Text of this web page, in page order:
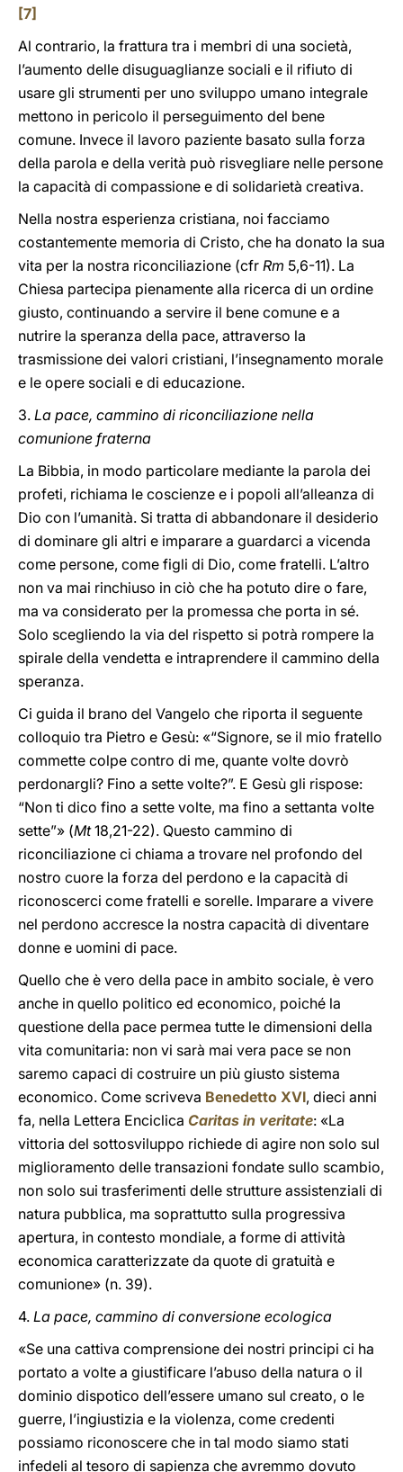
[7]
Al contrario, la frattura tra i membri di una società,
l’aumento delle disuguaglianze sociali e il rifiuto di
usare gli strumenti per uno sviluppo umano integrale
mettono in pericolo il perseguimento del bene
comune. Invece il lavoro paziente basato sulla forza
della parola e della verità può risvegliare nelle persone
la capacità di compassione e di solidarietà creativa.
Nella nostra esperienza cristiana, noi facciamo
costantemente memoria di Cristo, che ha donato la sua
vita per la nostra riconciliazione (cfr Rm 5,6-11). La
Chiesa partecipa pienamente alla ricerca di un ordine
giusto, continuando a servire il bene comune e a
nutrire la speranza della pace, attraverso la
trasmissione dei valori cristiani, l’insegnamento morale
e le opere sociali e di educazione.
3. La pace, cammino di riconciliazione nella
comunione fraterna
La Bibbia, in modo particolare mediante la parola dei
profeti, richiama le coscienze e i popoli all’alleanza di
Dio con l’umanità. Si tratta di abbandonare il desiderio
di dominare gli altri e imparare a guardarci a vicenda
come persone, come figli di Dio, come fratelli. L’altro
non va mai rinchiuso in ciò che ha potuto dire o fare,
ma va considerato per la promessa che porta in sé.
Solo scegliendo la via del rispetto si potrà rompere la
spirale della vendetta e intraprendere il cammino della
speranza.
Ci guida il brano del Vangelo che riporta il seguente
colloquio tra Pietro e Gesù: «“Signore, se il mio fratello
commette colpe contro di me, quante volte dovrò
perdonargli? Fino a sette volte?”. E Gesù gli rispose:
“Non ti dico fino a sette volte, ma fino a settanta volte
sette”» (Mt18,21-22). Questo cammino di
riconciliazione ci chiama a trovare nel profondo del
nostro cuore la forza del perdono e la capacità di
riconoscerci come fratelli e sorelle. Imparare a vivere
nel perdono accresce la nostra capacità di diventare
donne e uomini di pace.
Quello che è vero della pace in ambito sociale, è vero
anche in quello politico ed economico, poiché la
questione della pace permea tutte le dimensioni della
vita comunitaria: non vi sarà mai vera pace se non
saremo capaci di costruire un più giusto sistema
economico. Come scriveva Benedetto XVI, dieci anni
fa, nella Lettera Enciclica Caritas in veritate: «La
vittoria del sottosviluppo richiede di agire non solo sul
miglioramento delle transazioni fondate sullo scambio,
non solo sui trasferimenti delle strutture assistenziali di
natura pubblica, ma soprattutto sulla progressiva
apertura, in contesto mondiale, a forme di attività
economica caratterizzate da quote di gratuità e
comunione» (n. 39).
4. La pace, cammino di conversione ecologica
«Se una cattiva comprensione dei nostri principi ci ha
portato a volte a giustificare l’abuso della natura o il
dominio dispotico dell’essere umano sul creato, o le
guerre, l’ingiustizia e la violenza, come credenti
possiamo riconoscere che in tal modo siamo stati
infedeli al tesoro di sapienza che avremmo dovuto